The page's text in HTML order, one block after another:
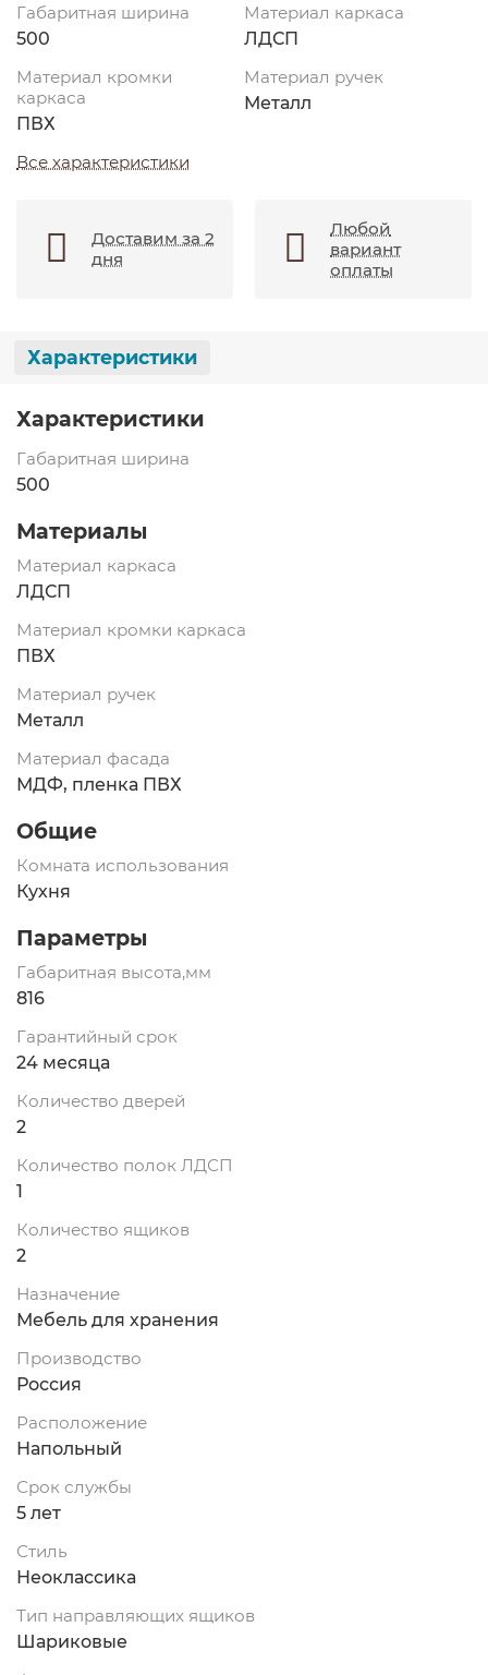
Габаритная ширина
500
Материал каркаса
ЛДСП
Материал кромки
каркаса
ПВХ
Материал ручек
Металл
Все характеристики
Доставим за 2
дня
Любой
вариант
оплаты
Характеристики
Характеристики
Габаритная ширина
500
Материалы
Материал каркаса
ЛДСП
Материал кромки каркаса
ПВХ
Материал ручек
Металл
Материал фасада
МДФ, пленка ПВХ
Общие
Комната использования
Кухня
Параметры
Габаритная высота,мм
816
Гарантийный срок
24 месяца
Количество дверей
2
Количество полок ЛДСП
1
Количество ящиков
2
Назначение
Мебель для хранения
Производство
Россия
Расположение
Напольный
Срок службы
5 лет
Стиль
Неоклассика
Тип направляющих ящиков
Шариковые